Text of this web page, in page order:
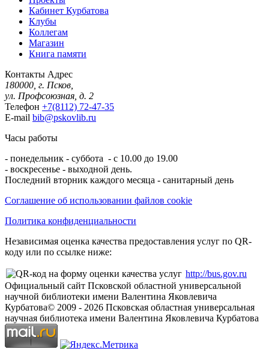
Кабинет Курбатова
Клубы
Коллегам
Магазин
Книга памяти
Контакты Адрес
180000, г. Псков,
ул. Профсоюзная, д. 2
Телефон +7(8112) 72-47-35
E-mail bib@pskovlib.ru
Часы работы
- понедельник - суббота - с 10.00 до 19.00
- воскресенье - выходной день.
Последний вторник каждого месяца - санитарный день
Соглашение об использовании файлов cookie
Политика конфиденциальности
Независимая оценка качества предоставления услуг по QR-
коду или по ссылке ниже:
http://bus.gov.ru
Официальный сайт Псковской областной универсальной
научной библиотеки имени Валентина Яковлевича
Курбатова© 2009 - 2026 Псковская областная универсальная
научная библиотека имени Валентина Яковлевича Курбатова